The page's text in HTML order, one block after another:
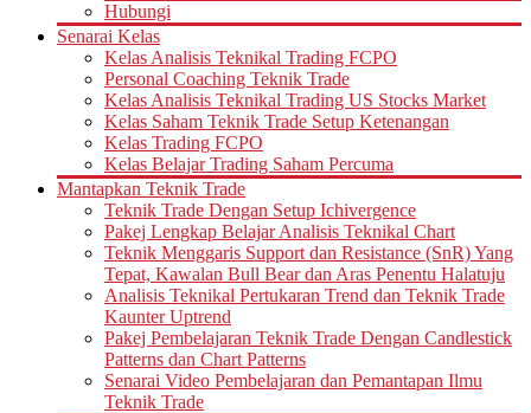
Hubungi
Senarai Kelas
Kelas Analisis Teknikal Trading FCPO
Personal Coaching Teknik Trade
Kelas Analisis Teknikal Trading US Stocks Market
Kelas Saham Teknik Trade Setup Ketenangan
Kelas Trading FCPO
Kelas Belajar Trading Saham Percuma
Mantapkan Teknik Trade
Teknik Trade Dengan Setup Ichivergence
Pakej Lengkap Belajar Analisis Teknikal Chart
Teknik Menggaris Support dan Resistance (SnR) Yang
Tepat, Kawalan Bull Bear dan Aras Penentu Halatuju
Analisis Teknikal Pertukaran Trend dan Teknik Trade
Kaunter Uptrend
Pakej Pembelajaran Teknik Trade Dengan Candlestick
Patterns dan Chart Patterns
Senarai Video Pembelajaran dan Pemantapan Ilmu
Teknik Trade